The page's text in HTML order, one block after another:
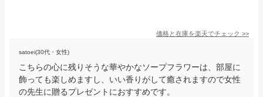
価格と在庫を楽天でチェック >>
satoei(30代・女性)
こちらの心に残りそうな華やかなソープフラワーは、部屋に
飾っても楽しめますし、いい香りがして癒されますので女性
の先生に贈るプレゼントにおすすめです。